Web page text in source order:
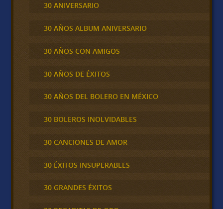
30 ANIVERSARIO
30 AÑOS ALBUM ANIVERSARIO
30 AÑOS CON AMIGOS
30 AÑOS DE ÉXITOS
30 AÑOS DEL BOLERO EN MÉXICO
30 BOLEROS INOLVIDABLES
30 CANCIONES DE AMOR
30 ÉXITOS INSUPERABLES
30 GRANDES ÉXITOS